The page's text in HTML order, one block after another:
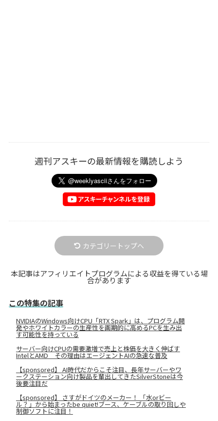
週刊アスキーの最新情報を購読しよう
カテゴリートップへ
本記事はアフィリエイトプログラムによる収益を得ている場
合があります
この特集の記事
NVIDIAのWindows向けCPU「RTX Spark」は、プログラム開
発やホワイトカラーの生産性を画期的に高めるPCを生み出
す可能性を持っている
サーバー向けCPUの需要激増で売上と株価を大きく伸ばす
IntelとAMD その理由はエージェントAIの急速な普及
【sponsored】 AI時代だからこそ注目、長年サーバーやワ
ークステーション向け製品を輩出してきたSilverStoneは今
後要注目だ
【sponsored】 さすがドイツのメーカー！ 「水orビー
ル？」から始まったbe quiet!ブース、ケーブルの取り回しや
制御ソフトに注目！